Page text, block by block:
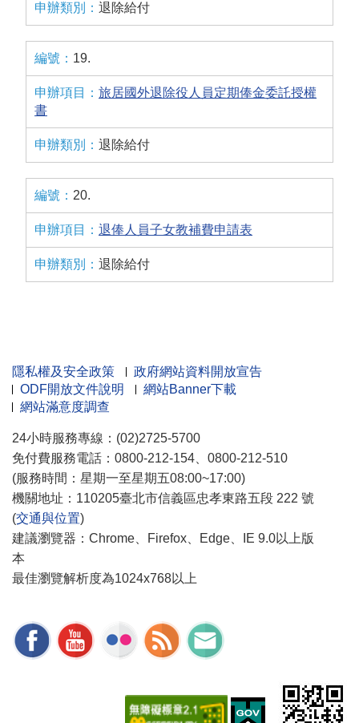
退除給付
19.
旅居國外退除役人員定期俸金委託授權
書
退除給付
20.
退俸人員子女教補費申請表
退除給付
隱私權及安全政策
政府網站資料開放宣告
ODF開放文件說明
網站Banner下載
網站滿意度調查
24小時服務專線：(02)2725-5700
免付費服務電話：0800-212-154、0800-212-510
(服務時間：星期一至星期五08:00~17:00)
機關地址：110205臺北市信義區忠孝東路五段 222 號
(交通與位置)
建議瀏覽器：Chrome、Firefox、Edge、IE 9.0以上版
本
最佳瀏覽解析度為1024x768以上